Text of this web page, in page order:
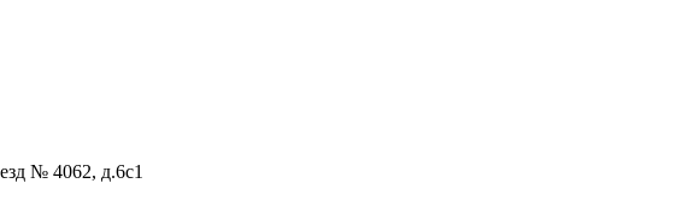
№ 4062, д.6с1